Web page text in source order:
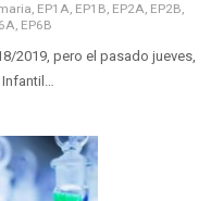
, EP1A, EP1B, EP2A, EP2B,
, EP6B
2019, pero el pasado jueves,
Infantil…